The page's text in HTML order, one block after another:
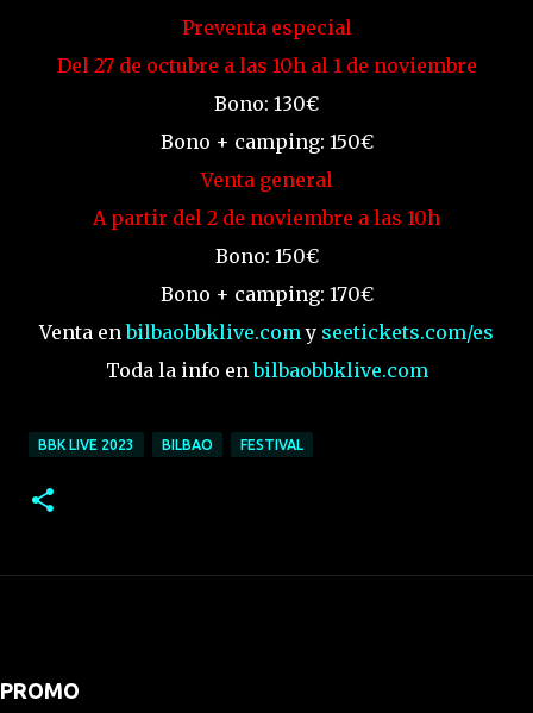
Preventa especial
Del 27 de octubre a las 10h al 1 de noviembre
Bono: 130€
Bono + camping: 150€
Venta general
A partir del 2 de noviembre a las 10h
Bono: 150€
Bono + camping: 170€
Venta enbilbaobbklive.com y seetickets.com/es
Toda la info enbilbaobbklive.com
BBK LIVE 2023 BILBAO FESTIVAL
PROMO